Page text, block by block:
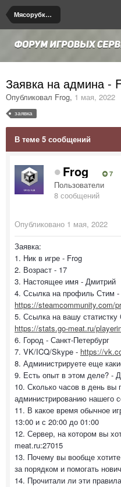
Мясорубка de_dust2
Заявка на админа -
Опубликовал Frog, 1 мая, 2022
заявка
В теме 5 сообщений
Frog 7
Пользователи
8 сообщений
Опубликовано 1 мая, 2022
Заявка:
1. Ник в игре - Frog
2. Возраст - 17
3. Настоящее имя - Дмитрий
4. Ссылка на профиль Стим -
https://steamcommunity.com/
5. Ссылка на вашу
https://stats.go-meat.ru/
6. Город - Санкт-Петербург
7. VK/ICQ/Skype - https://
8. Администрируете еще
9. Есть опыт в этом деле? -
10. Сколько часов в день вы
администрированию нашего
11. В какое время обычное
13:00 и с 20:00 до 01:00
12. Сервер, на котором вы
meat.ru:27015
13. Почему вы вообще
за порядком и помогать
14. Прочитали ли эти